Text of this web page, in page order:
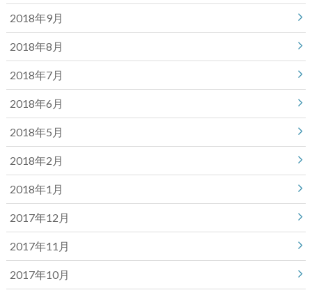
2018年9月
2018年8月
2018年7月
2018年6月
2018年5月
2018年2月
2018年1月
2017年12月
2017年11月
2017年10月